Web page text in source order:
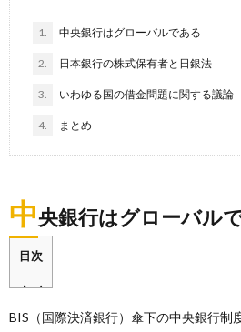
1. 中央銀行はグローバルである
2. 日本銀行の株式保有者と日銀法
3. いわゆる国の借金問題に関する議論
4. まとめ
中央銀行はグローバル
目次
BIS（国際決済銀行）傘下の中央銀行制